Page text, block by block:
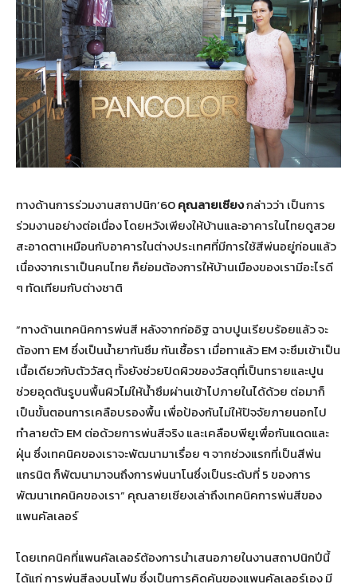
ทางด้านการร่วมงานสถาปนิก’60คุณลายเซียงกล่าวว่า เป็นการ
ร่วมงานอย่างต่อเนื่อง โดยหวังเพียงให้บ้านและอาคารในไทยดูสวย
สะอาดตาเหมือนกับอาคารในต่างประเทศที่มีการใช้สีพ่นอยู่ก่อนแล้ว
เนื่องจากเราเป็นคนไทย ก็ย่อมต้องการให้บ้านเมืองของเรามีอะไรดี
ๆ ทัดเทียมกับต่างชาติ
“ทางด้านเทคนิคการพ่นสี หลังจากก่ออิฐ ฉาบปูนเรียบร้อยแล้ว จะ
ต้องทา EM ซึ่งเป็นน้ำยากันซึม กันเชื้อรา เมื่อทาแล้ว EM จะซึมเข้าเป็น
เนื้อเดียวกับตัววัสดุ ทั้งยังช่วยปิดผิวของวัสดุที่เป็นทรายและปูน
ช่วยอุดตันรูบนพื้นผิวไม่ให้น้ำซึมผ่านเข้าไปภายในได้ด้วย ต่อมาก็
เป็นขั้นตอนการเคลือบรองพื้น เพื่อป้องกันไม่ให้ปัจจัยภายนอกไป
ทำลายตัว EM ต่อด้วยการพ่นสีจริง และเคลือบพียูเพื่อกันแดดและ
ฝุ่น ซึ่งเทคนิคของเราจะพัฒนามาเรื่อย ๆ จากช่วงแรกที่เป็นสีพ่น
แกรนิต ก็พัฒนามาจนถึงการพ่นนาโนซึ่งเป็นระดับที่ 5 ของการ
พัฒนาเทคนิคของเรา” คุณลายเซียงเล่าถึงเทคนิคการพ่นสีของ
แพนคัลเลอร์
โดยเทคนิคที่แพนคัลเลอร์ต้องการนำเสนอภายในงานสถาปนิกปีนี้
ได้แก่ การพ่นสีลงบนโฟม ซึ่งเป็นการคิดค้นของแพนคัลเลอร์เอง มี